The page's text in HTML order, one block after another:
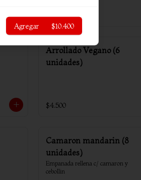
$2.000
Arrollado Vegano (6
unidades)
$4.500
Camaron mandarin (8
unidades)
Empanada rellena c/ camaron y
cebollin
Agregar $10.400